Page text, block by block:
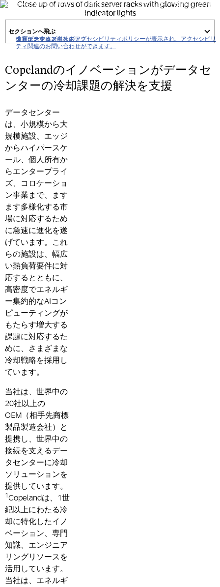
クリックすると当社のアクセシビリティポリシーが表示され、アクセシビリ
ティ関連のお問い合わせができます。
ナビゲーションにスキップ
コンテンツにスキップ
検索にスキップ
Copelandの高性能で信頼性が高く、エネルギー効率に優れ
たデータセンター冷却システム技術は、電力と熱を大量に
消費するAIコンピューティングワークロードの増大する需
要に対応するように設計されています。
to
section
セクションへ飛ぶ
Copelandのイノベーションがデータセ
ンターの冷却課題の解決を支援
データセンター
は、小規模から大
規模施設、エッジ
からハイパースケ
ール、個人所有か
らエンタープライ
ズ、コロケーショ
ン事業まで、ます
ます多様化する市
場に対応するため
に急速に進化を遂
げています。これ
らの施設は、幅広
い熱負荷要件に対
応するとともに、
高密度でエネルギ
ー集約的なAIコン
ピューティングが
もたらす増大する
課題に対応するた
めに、さまざまな
冷却戦略を採用し
ています。
当社は、世界中の
20社以上の
OEM（相手先商標
製品製造会社）と
提携し、世界中の
接続を支えるデー
タセンターに冷却
ソリューションを
提供しています。
1Copelandは、1世
紀以上にわたる冷
却に特化したイノ
ベーション、専門
知識、エンジニア
リングリソースを
活用しています。
当社は、エネルギ